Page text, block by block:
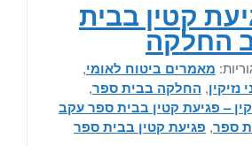
קטין בבית
החלקה
מאמרים ביטוח לאומי,
נזיקין, החלקה בבית ספר,
– פגיעת קטין בבית ספר עקב
ספר, פגיעת קטין בבית ספר